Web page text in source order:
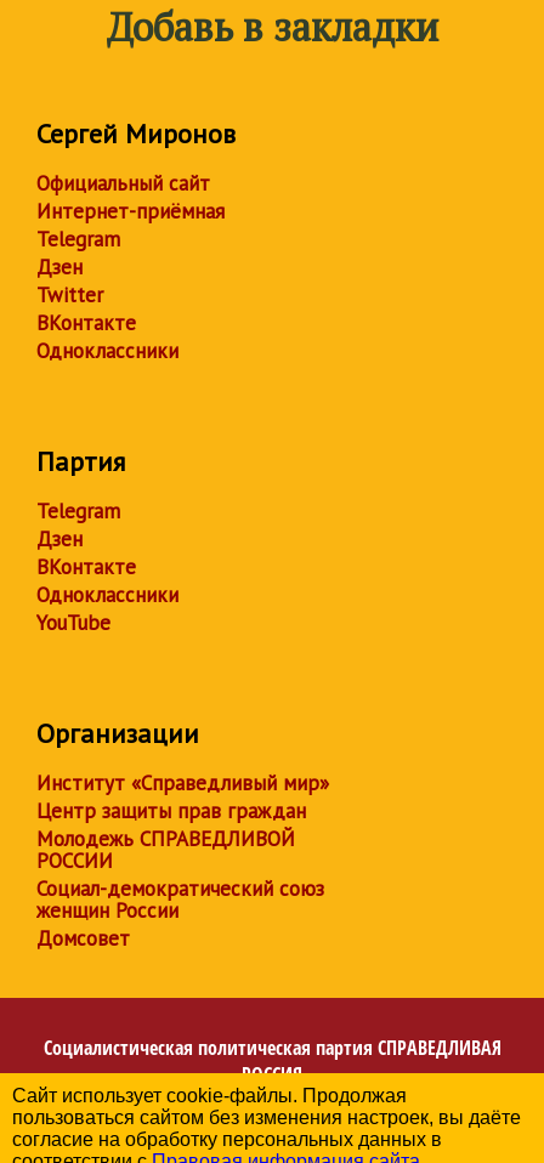
Добавь в закладки
Сергей Миронов
Официальный сайт
Интернет-приёмная
Telegram
Дзен
Twitter
ВКонтакте
Одноклассники
Партия
Telegram
Дзен
ВКонтакте
Одноклассники
YouTube
Организации
Институт «Справедливый мир»
Центр защиты прав граждан
Молодежь СПРАВЕДЛИВОЙ
РОССИИ
Социал-демократический союз
женщин России
Домсовет
Социалистическая политическая партия СПРАВЕДЛИВАЯ
РОССИЯ
Региональное отделение партии в Калининградской
области
© 2006-2026
Сайт использует cookie-файлы. Продолжая
пользоваться сайтом без изменения настроек, вы даёте
согласие на обработку персональных данных в